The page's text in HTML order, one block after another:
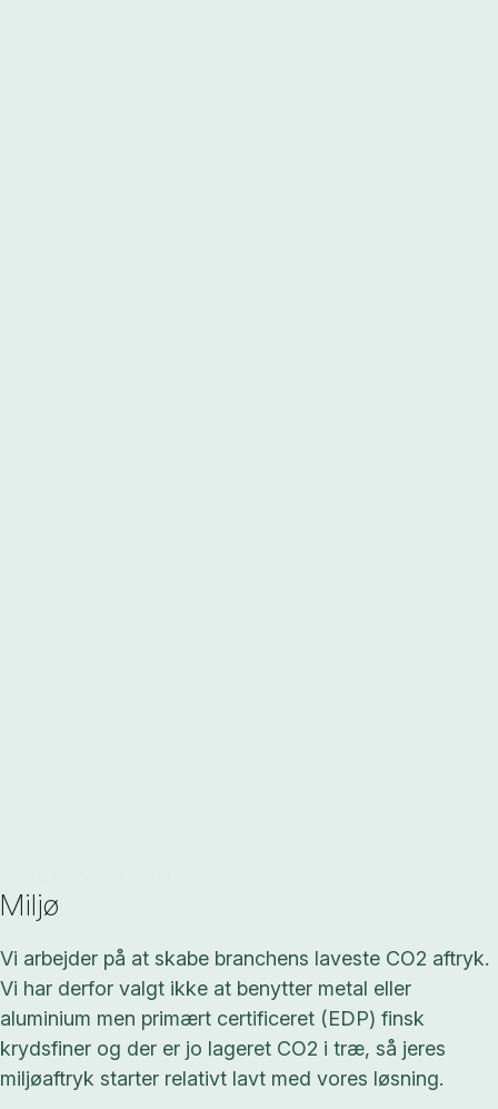
Miljø
Vi arbejder på at skabe branchens laveste CO2 aftryk.
Vi har derfor valgt ikke at benytter metal eller
aluminium men primært certificeret (EDP) finsk
krydsfiner og der er jo lageret CO2 i træ, så jeres
miljøaftryk starter relativt lavt med vores løsning.